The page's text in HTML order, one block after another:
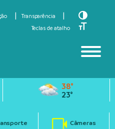
Transparência
Teclas de atalho
Toggle
Toggle
38°
23°
Câmeras